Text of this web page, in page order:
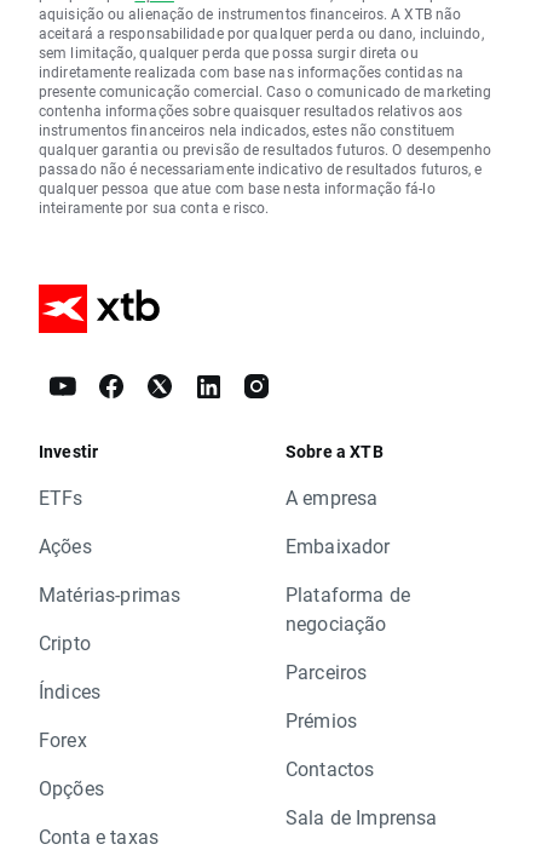
aquisição ou alienação de instrumentos financeiros. A XTB não
aceitará a responsabilidade por qualquer perda ou dano, incluindo,
sem limitação, qualquer perda que possa surgir direta ou
indiretamente realizada com base nas informações contidas na
presente comunicação comercial. Caso o comunicado de marketing
contenha informações sobre quaisquer resultados relativos aos
instrumentos financeiros nela indicados, estes não constituem
qualquer garantia ou previsão de resultados futuros. O desempenho
passado não é necessariamente indicativo de resultados futuros, e
qualquer pessoa que atue com base nesta informação fá-lo
inteiramente por sua conta e risco.
Investir
ETFs
Ações
Matérias-primas
Cripto
Índices
Forex
Opções
Conta e taxas
Sobre a XTB
A empresa
Embaixador
Plataforma de
negociação
Parceiros
Prémios
Contactos
Sala de Imprensa